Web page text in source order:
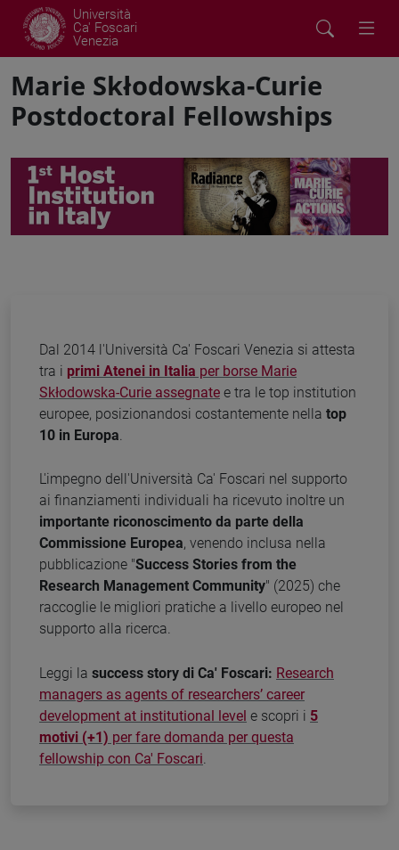
Università
Ca' Foscari
Venezia
Marie Skłodowska-Curie
Postdoctoral Fellowships
Dal 2014 l'Università Ca' Foscari Venezia si attesta
tra i primi Atenei in Italia per borse Marie
Skłodowska-Curie assegnate e tra le top institution
europee, posizionandosi costantemente nella top
10 in Europa
L'impegno dell'Università Ca' Foscari nel supporto
ai finanziamenti individuali ha ricevuto inoltre un
importante riconoscimento da parte della
Commissione Europea, venendo inclusa nella
pubblicazione "Success Stories from the
Research Management Community" (2025) che
raccoglie le migliori pratiche a livello europeo nel
supporto alla ricerca.
Leggi la success story di Ca' Foscari: Research
managers as agents of researchers’ career
development at institutional level e scopri i 5
motivi (+1) per fare domanda per questa
fellowship con Ca' Foscari.